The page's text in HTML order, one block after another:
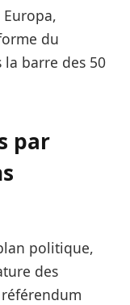
Europa,
du
barre des 50
par
politique,
des